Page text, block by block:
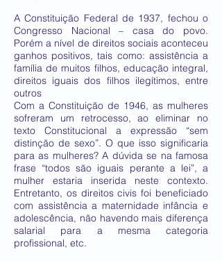
A Constituição Federal de 1937, fechou o
Congresso Nacional – casa do povo.
Porém a nível de direitos sociais aconteceu
ganhos positivos, tais como: assistência a
família de muitos filhos, educação integral,
direitos iguais dos filhos ilegítimos, entre
outros
Com a Constituição de 1946, as mulheres
sofreram um retrocesso, ao eliminar no
texto Constitucional a expressão “sem
distinção de sexo”. O que isso significaria
para as mulheres? A dúvida se na famosa
frase “todos são iguais perante a lei”, a
mulher estaria inserida neste contexto.
Entretanto, os direitos civis foi beneficiado
com assistência a maternidade infância e
adolescência, não havendo mais diferença
salarial para a mesma categoria
profissional, etc.